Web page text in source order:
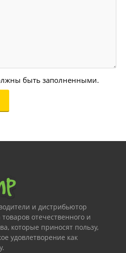
быть заполненными.
и дистрибьютор
отечественного и
которые приносят пользу,
удовлетворение как